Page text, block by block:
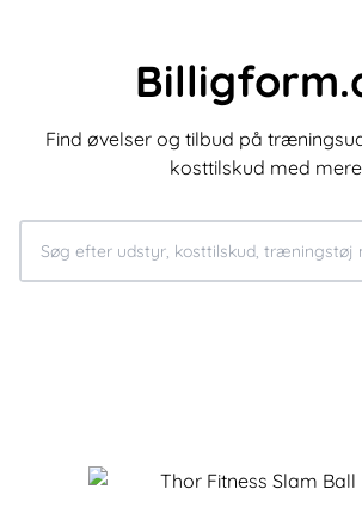
Find øvelser og tilbud på
kosttilskud med